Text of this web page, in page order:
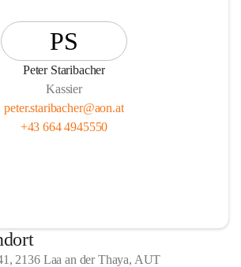
PS
Peter Staribacher
Kassier
peter.staribacher@aon.at
+43 664 4945550
2136 Laa an der Thaya, AUT